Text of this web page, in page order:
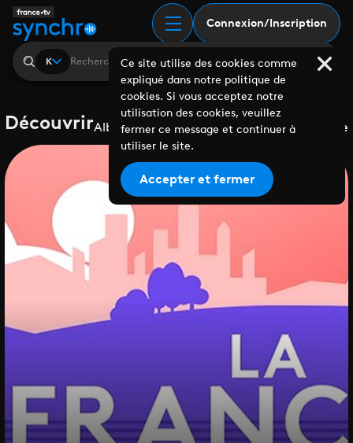
Connexion/Inscription
K
DécouvrirAlbumsPlaylistsCollaborationsLabels Genre
Ce site utilise des cookies comme
expliqué dans notre politique de
cookies. Si vous acceptez notre
utilisation des cookies, veuillez
fermer ce message et continuer à
utiliser le site.
Accepter et fermer